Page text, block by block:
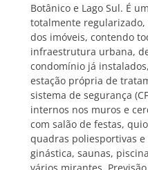
Botânico e Lago Sul. É
totalmente
dos imóveis, contendo
infraestrutura urbana,
condomínio já
estação própria de
sistema de segurança
internos nos muros e
com salão de festas,
quadras poliesportivas
ginástica, saunas,
vários mirantes.